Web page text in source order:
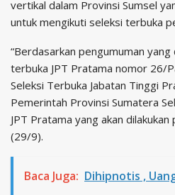
vertikal dalam Provinsi Sumsel
untuk mengikuti seleksi terbuka
“Berdasarkan pengumuman
terbuka JPT Pratama nomor 26/
Seleksi Terbuka Jabatan Tinggi
Pemerintah Provinsi Sumatera
JPT Pratama yang akan dilakukan
(29/9).
Baca Juga: Dihipnotis ,